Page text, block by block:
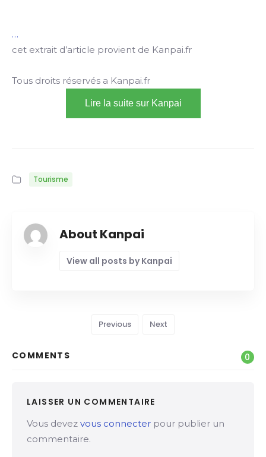
…
cet extrait d’article provient de Kanpai.fr
Tous droits réservés a Kanpai.fr
Lire la suite sur Kanpai
Tourisme
About Kanpai
View all posts by Kanpai
Previous Next
COMMENTS 0
LAISSER UN COMMENTAIRE
Vous devez vous connecter pour publier un
commentaire.